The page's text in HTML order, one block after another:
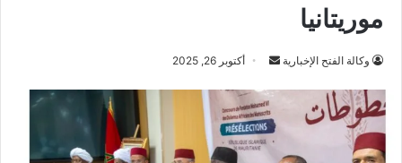
موريتانيا
وكالة الفتح الإخبارية
أرسل
إلكترونيا
أكتوبر 26, 2025